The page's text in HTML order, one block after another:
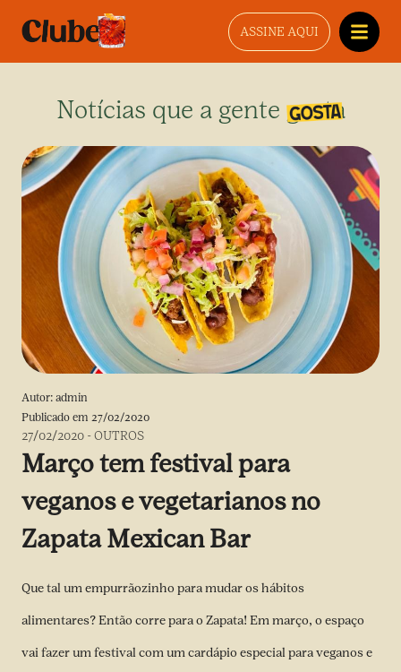
ASSINE AQUI
Notícias que a gente gosta
Autor: admin
Publicado em 27/02/2020
27/02/2020 -OUTROS
Março tem festival para
veganos e vegetarianos no
Zapata Mexican Bar
Que tal um empurrãozinho para mudar os hábitos
alimentares? Então corre para o Zapata! Em março, o espaço
vai fazer um festival com um cardápio especial para veganos e